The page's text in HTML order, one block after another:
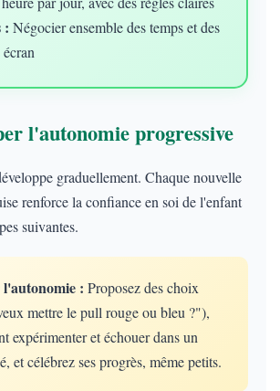
: Négocier ensemble des temps et des
écran
l'autonomie progressive
graduellement. Chaque nouvelle
renforce la confiance en soi de l'enfant
suivantes.
: Proposez des choix
mettre le pull rouge ou bleu ?"),
expérimenter et échouer dans un
et célébrez ses progrès, même petits.